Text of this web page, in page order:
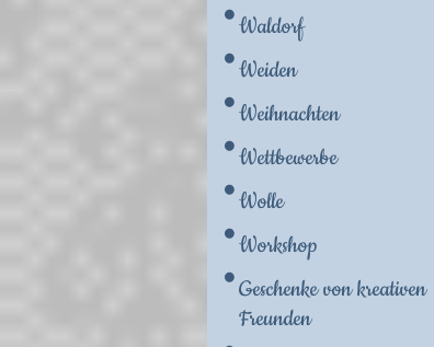
Waldorf
Weiden
Weihnachten
Wettbewerbe
Wolle
Workshop
Geschenke von kreativen
Freunden